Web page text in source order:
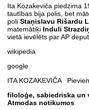
Ita Kozakeviča piedzima
tautības bija polis, bet
poli Staņislavu Rišardu
matemātiķi Induli
vietā ievēlēts par AP
wikipedia
google
ITA KOZAKEVIČA
filoloģe, sabiedriska un
Atmodas notikumos